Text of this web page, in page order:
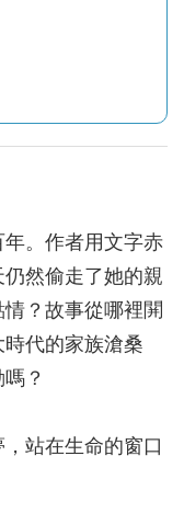
年。作者用文字赤
然偷走了她的親
？故事從哪裡䦕
代的家族滄桑
？
站在生命的窗口